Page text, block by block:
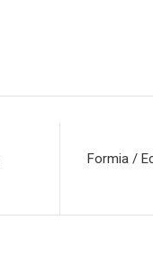
Formia /